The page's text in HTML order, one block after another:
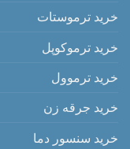
خرید ترموستات
خرید ترموکوپل
خرید ترموول
خرید جرقه زن
خرید سنسور دما